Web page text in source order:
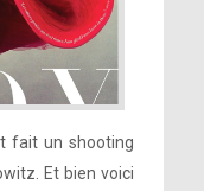
fait un shooting
Et bien voici